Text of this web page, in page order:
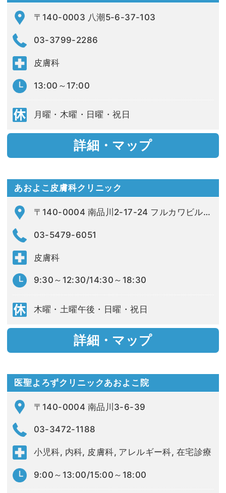
〒140-0003 八潮5-6-37-103
03-3799-2286
皮膚科
13:00～17:00
月曜・木曜・日曜・祝日
詳細・マップ
あおよこ皮膚科クリニック
〒140-0004 南品川2-17-24 フルカワビル2階
03-5479-6051
皮膚科
9:30～12:30/14:30～18:30
木曜・土曜午後・日曜・祝日
詳細・マップ
医聖よろずクリニックあおよこ院
〒140-0004 南品川3-6-39
03-3472-1188
小児科, 内科, 皮膚科, アレルギー科, 在宅診療
9:00～13:00/15:00～18:00